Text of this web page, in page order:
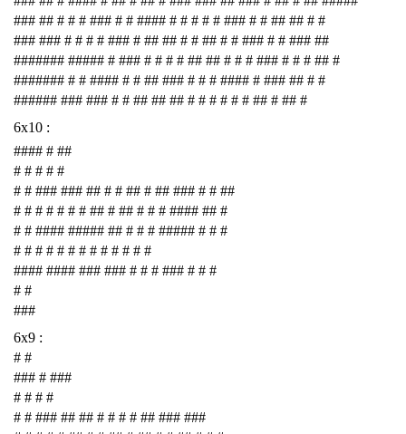
### ## # # # ### # # #### # # # # # ### # # ## ## # #
### ### # # # # ### # ## ## # # ## # # ### # # ### ##
####### ##### # ### # # # # ## ## # # # ### # # # ## #
####### # # #### # # ## ### # # # #### # ### ## # #
###### ### ### # # ## ## ## # # # # # # ## # ## #
6x10 :
#### # ##
# # # # #
# # ### ### ## # # ## # ## ### # # ##
# # # # # # # ## # ## # # # #### ## #
# # #### ##### ## # # # ##### # # #
# # # # # # # # # # # # #
#### #### ### ### # # # ### # # #
# #
###
6x9 :
# #
### # ###
# # # #
# # ### ## ## # # # # ## ### ###